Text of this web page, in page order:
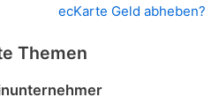
ecKarte Geld abheben?
Themen